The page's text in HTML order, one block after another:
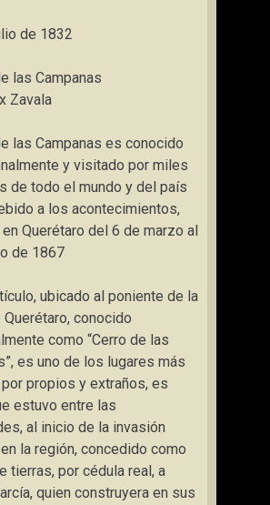
de 1832
las Campanas
Zavala
las Campanas es conocido
y visitado por miles
de todo el mundo y del país
a los acontecimientos,
Querétaro del 6 de marzo al
de 1867
ubicado al poniente de la
conocido
como “Cerro de las
es uno de los lugares más
propios y extraños, es
estuvo entre las
al inicio de la invasión
la región, concedido como
tierras, por cédula real, a
quien construyera en sus